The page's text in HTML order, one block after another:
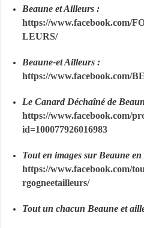
Beaune et Ailleurs :
https://www.facebook.com/
LEURS/
Beaune-et Ailleurs :
https://www.facebook.com/
Le Canard Déchaîné de
https://www.facebook.com/
id=100077926016983
Tout en images sur Beaune
https://www.facebook.com/
rgogneetailleurs/
Tout un chacun Beaune et